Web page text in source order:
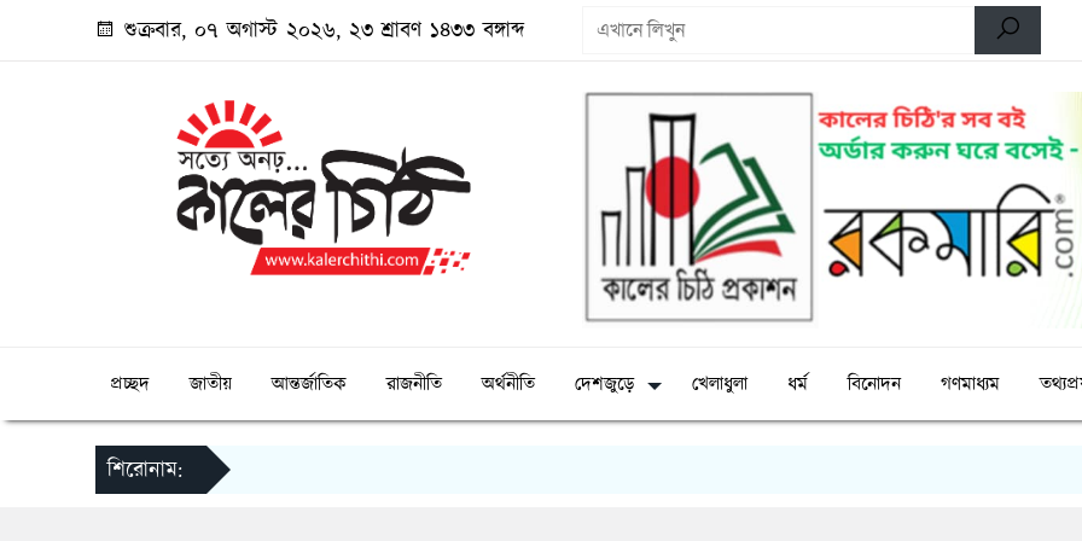
শুক্রবার, ০৭ অগাস্ট ২০২৬, ২৩ শ্রাবণ ১৪৩৩ বঙ্গাব্দ
প্রচ্ছদ জাতীয় আন্তর্জাতিক রাজনীতি অর্থনীতি দেশজুড়ে খেলাধুলা ধর্ম বিনোদন গণমাধ্যম
শিরোনাম: